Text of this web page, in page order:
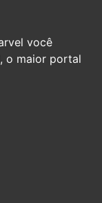
você
o maior portal